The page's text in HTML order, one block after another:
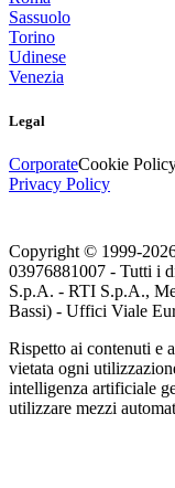
Sassuolo
Torino
Udinese
Venezia
Legal
CorporateCookie
Privacy Policy
Copyright © 1999-
03976881007 - Tutti i
S.p.A. - RTI S.p.A.,
Bassi) - Uffici Viale
Rispetto ai contenuti e
vietata ogni
intelligenza artificiale
utilizzare mezzi